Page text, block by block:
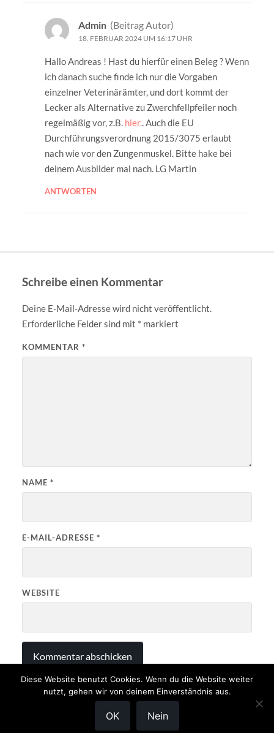
Admin (Beitrag Autor)
18. FEBRUAR 2024 UM 16:17 UHR
Hallo Andreas ! Hast du hierfür einen Beleg ? Wenn
ich danach suche finde ich nur die Vorgaben
einzelner Veterinärämter, und dort kommt der
Lecker als Alternative zu Zwerchfellpfeiler noch
regelmäßig vor, z.B. hier.. Auch die EU
Durchführungsverordnung 2015/3075 erlaubt
nach wie vor den Zungenmuskel. Bitte hake bei
deinem Ausbilder mal nach. LG Martin
ANTWORTEN
Schreibe einen Kommentar
Deine E-Mail-Adresse wird nicht veröffentlicht.
Erforderliche Felder sind mit * markiert
KOMMENTAR *
NAME *
E-MAIL-ADRESSE *
WEBSITE
JÄGERPRÜFUNG NRW —
Diese Website benutzt Cookies. Wenn du die Website weiter
nutzt, gehen wir von deinem Einverständnis aus.
OK Nein